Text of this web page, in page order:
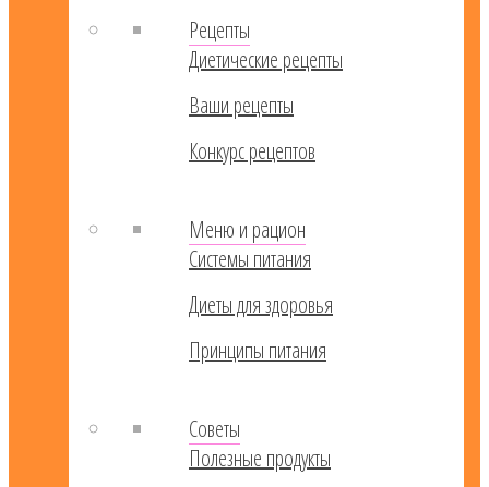
Рецепты
Диетические рецепты
Ваши рецепты
Конкурс рецептов
Меню и рацион
Системы питания
Диеты для здоровья
Принципы питания
Советы
Полезные продукты